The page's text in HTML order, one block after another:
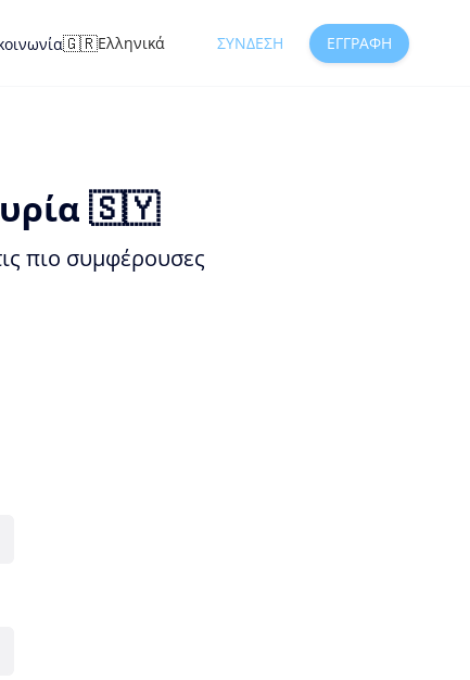
🇬🇷Ελληνικά ΣΎΝΔΕΣΗ ΕΓΓΡΑΦΉ
🇸🇾
πιο συμφέρουσες